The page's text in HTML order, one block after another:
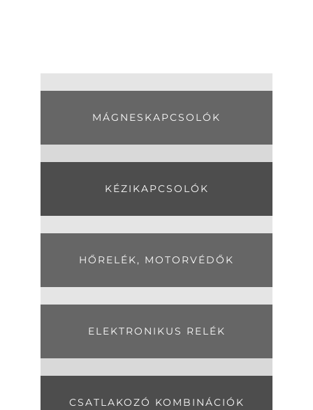
MÁGNESKAPCSOLÓK
KÉZIKAPCSOLÓK
HŐRELÉK, MOTORVÉDŐK
ELEKTRONIKUS RELÉK
CSATLAKOZÓ KOMBINÁCIÓK